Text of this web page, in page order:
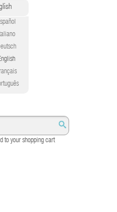
to your shopping cart